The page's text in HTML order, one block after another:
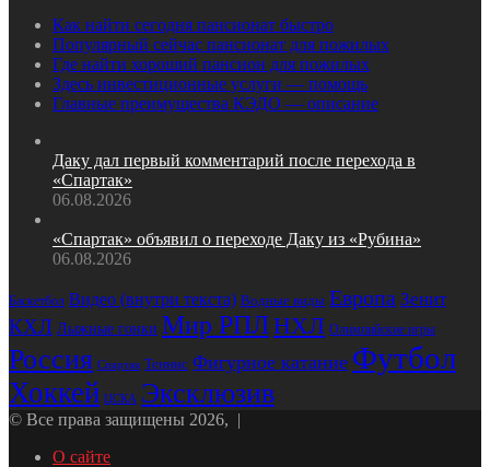
Как найти сегодня пансионат быстро
Популярный сейчас пансионат для пожилых
Где найти хороший пансион для пожилых
Здесь инвестиционные услуги — помощь
Главные преимущества КЭДО — описание
Даку дал первый комментарий после перехода в
«Спартак»
06.08.2026
«Спартак» объявил о переходе Даку из «Рубина»
06.08.2026
Баскетбол Видео (внутри текста) Водные виды Европа Зенит
КХЛ Лыжные гонки Мир РПЛНХЛ Олимпийские игры
Россия Спартак Теннис Фигурное катание Футбол
Хоккей ЦСКА Эксклюзив
© Все права защищены 2026, |
О сайте